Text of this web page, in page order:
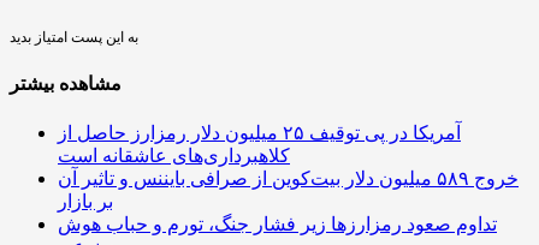
به این پست امتیاز بدید
مشاهده بیشتر
آمریکا در پی توقیف ۲۵ میلیون دلار رمزارز حاصل از
کلاهبرداری‌های عاشقانه است
خروج ۵۸۹ میلیون دلار بیت‌کوین از صرافی بایننس و تاثیر آن
بر بازار
تداوم صعود رمزارزها زیر فشار جنگ، تورم و حباب هوش